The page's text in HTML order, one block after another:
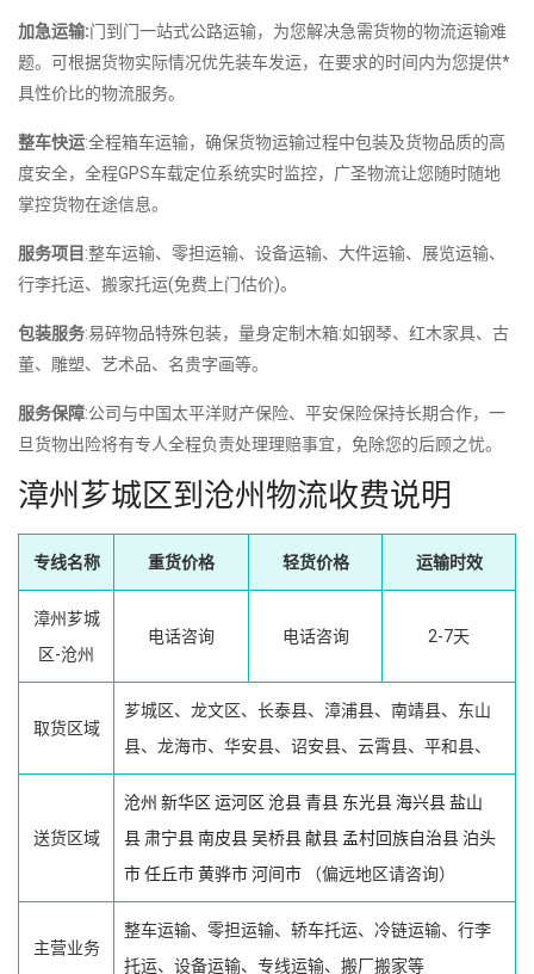
加急运输:门到门一站式公路运输，为您解决急需货物的物流运输难
题。可根据货物实际情况优先装车发运，在要求的时间内为您提供*
具性价比的物流服务。
整车快运:全程箱车运输，确保货物运输过程中包装及货物品质的高
度安全，全程GPS车载定位系统实时监控，广圣物流让您随时随地
掌控货物在途信息。
服务项目 :整车运输、零担运输、设备运输、大件运输、展览运输、
行李托运、搬家托运(免费上门估价)。
包装服务:易碎物品特殊包装，量身定制木箱:如钢琴、红木家具、古
董、雕塑、艺术品、名贵字画等。
服务保障:公司与中国太平洋财产保险、平安保险保持长期合作，一
旦货物出险将有专人全程负责处理理赔事宜，免除您的后顾之忧。
漳州芗城区到沧州物流收费说明
专线名称 重货价格 轻货价格 运输时效
漳州芗城
区-沧州
电话咨询 电话咨询 2-7天
取货区域
芗城区、龙文区、长泰县、漳浦县、南靖县、东山
县、龙海市、华安县、诏安县、云霄县、平和县、
送货区域
沧州 新华区 运河区 沧县青县 东光县海兴县盐山
县肃宁县南皮县吴桥县献县 孟村回族自治县 泊头
市任丘市黄骅市河间市 （偏远地区请咨询）
主营业务
整车运输、零担运输、轿车托运、冷链运输、行李
托运、设备运输、专线运输、搬厂搬家等